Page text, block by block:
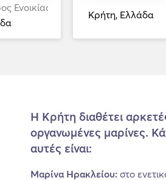
Ενοικίαση
Κρήτη, Ελλάδα
Η Κρήτη διαθέτει
οργανωμένες μαρίνες.
αυτές είναι:
Μαρίνα Ηρακλείου: στο